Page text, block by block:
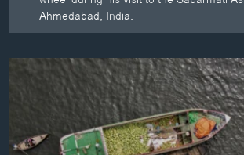
Ahmedabad, India.